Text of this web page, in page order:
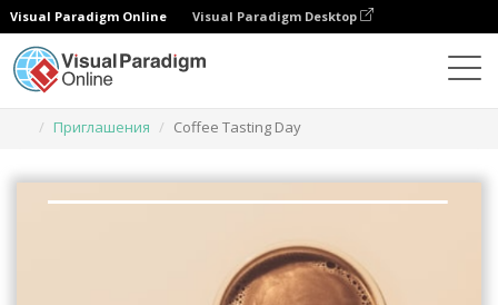
Visual Paradigm Online Visual Paradigm Desktop
Приглашения
Coffee Tasting Day